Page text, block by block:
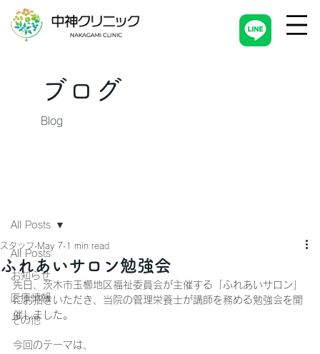
All Posts
お知らせ
医療情報
その他
All Posts
ふれあいサロン勉強会
スタッフ May 7 1 min read
先日、茨木市玉櫛地区福祉委員会が主催する「ふれあいサロン」
にお招きいただき、当院の管理栄養士が講師を務める勉強会を開
催しました。
今回のテーマは、
ブログ
Blog